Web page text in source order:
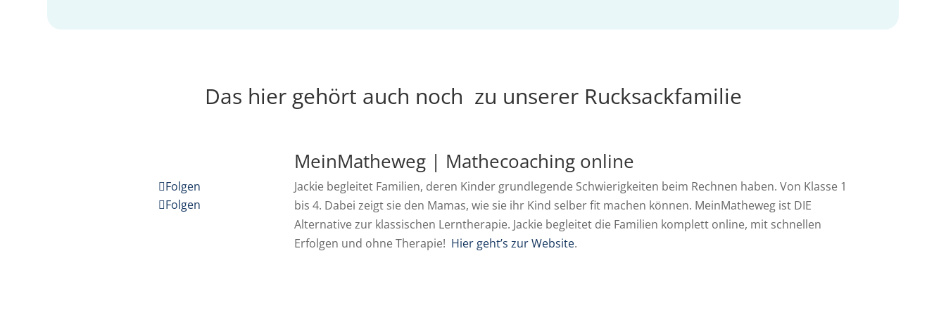
Das hier gehört auch noch zu unserer Rucksackfamilie
Folgen
Folgen
MeinMatheweg | Mathecoaching online
Jackie begleitet Familien, deren Kinder grundlegende Schwierigkeiten beim Rechnen haben. Von Klasse 1
bis 4. Dabei zeigt sie den Mamas, wie sie ihr Kind selber fit machen können. MeinMatheweg ist DIE
Alternative zur klassischen Lerntherapie. Jackie begleitet die Familien komplett online, mit schnellen
Erfolgen und ohne Therapie! Hier geht’s zur Website.